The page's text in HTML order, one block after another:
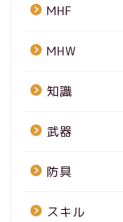
MHF
MHW
知識
武器
防具
スキル